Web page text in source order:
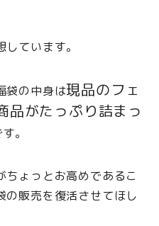
ています。
袋の中身は現品のフェ
品がたっぷり詰まっ
。
ちょっとお高めであるこ
の販売を復活させてほし